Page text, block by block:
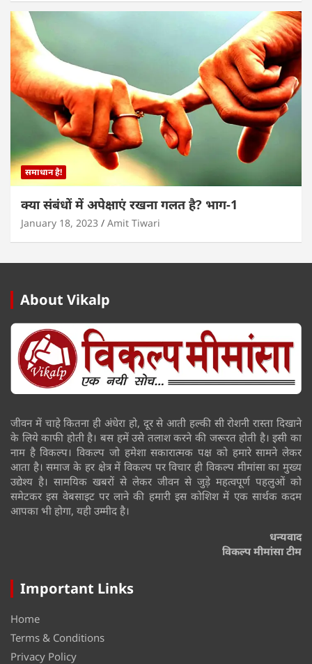
समाधान है!
क्या संबंधों में अपेक्षाएं रखना गलत है? भाग-1
January 18, 2023 Amit Tiwari
About Vikalp
जीवन में चाहे कितना ही अंधेरा हो, दूर से आती हल्की सी रोशनी रास्ता दिखाने
के लिये काफी होती है। बस हमें उसे तलाश करने की जरूरत होती है। इसी का
नाम है विकल्प। विकल्प जो हमेशा सकारात्मक पक्ष को हमारे सामने लेकर
आता है। समाज के हर क्षेत्र में विकल्प पर विचार ही विकल्प मीमांसा का मुख्य
उद्येश्य है। सामयिक खबरों से लेकर जीवन से जुड़े महत्वपूर्ण पहलुओं को
समेटकर इस वेबसाइट पर लाने की हमारी इस कोशिश में एक सार्थक कदम
आपका भी होगा, यही उम्मीद है।
धन्यवाद
विकल्प मीमांसा टीम
Important Links
Home
Terms & Conditions
Privacy Policy